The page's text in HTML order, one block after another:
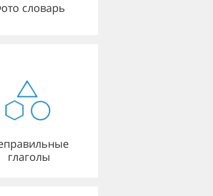
словарь
глаголы